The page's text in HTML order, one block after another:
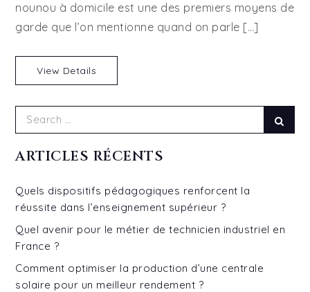
à
domicile
nounou à domicile est une des premiers moyens de
garde que l’on mentionne quand on parle […]
View Details
Search
for:
ARTICLES RÉCENTS
Quels dispositifs pédagogiques renforcent la
réussite dans l’enseignement supérieur ?
Quel avenir pour le métier de technicien industriel en
France ?
Comment optimiser la production d’une centrale
solaire pour un meilleur rendement ?